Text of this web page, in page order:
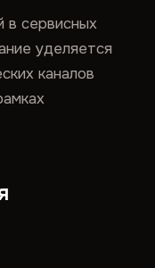
в сервисных
уделяется
каналов